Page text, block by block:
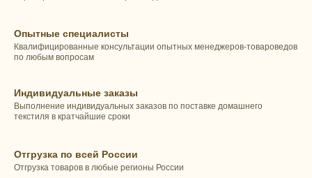
Опытные специалисты
Квалифицированные консультации опытных менеджеров-товароведов
по любым вопросам
Индивидуальные заказы
Выполнение индивидуальных заказов по поставке домашнего
текстиля в кратчайшие сроки
Отгрузка по всей России
Отгрузка товаров в любые регионы России